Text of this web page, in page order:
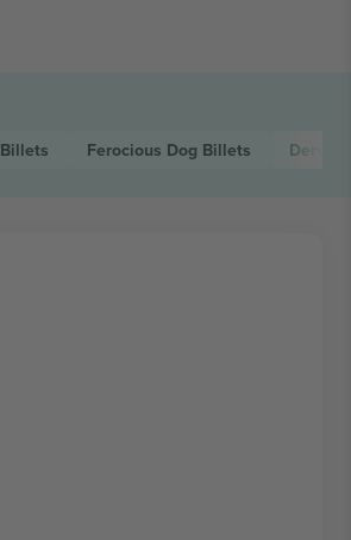
Billets Ferocious Dog Billets Dervish